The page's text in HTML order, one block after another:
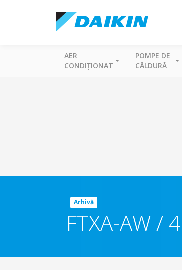
AER
CONDIȚIONAT
POMPE DE
CĂLDURĂ
Arhivă
FTXA-AW /